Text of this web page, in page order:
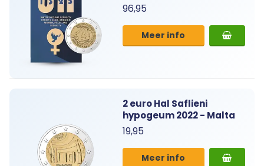
96,95
Meer info
2 euro Hal Saflieni
hypogeum 2022 - Malta
19,95
Meer info